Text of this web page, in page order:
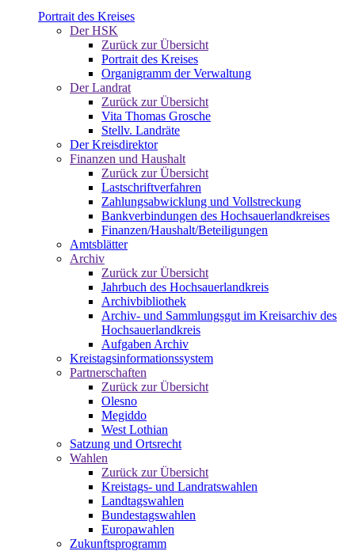
Portrait des Kreises
Der HSK
Zurück zur Übersicht
Portrait des Kreises
Organigramm der Verwaltung
Der Landrat
Zurück zur Übersicht
Vita Thomas Grosche
Stellv. Landräte
Der Kreisdirektor
Finanzen und Haushalt
Zurück zur Übersicht
Lastschriftverfahren
Zahlungsabwicklung und Vollstreckung
Bankverbindungen des Hochsauerlandkreises
Finanzen/Haushalt/Beteiligungen
Amtsblätter
Archiv
Zurück zur Übersicht
Jahrbuch des Hochsauerlandkreis
Archivbibliothek
Archiv- und Sammlungsgut im Kreisarchiv des
Hochsauerlandkreis
Aufgaben Archiv
Kreistagsinformationssystem
Partnerschaften
Zurück zur Übersicht
Olesno
Megiddo
West Lothian
Satzung und Ortsrecht
Wahlen
Zurück zur Übersicht
Kreistags- und Landratswahlen
Landtagswahlen
Bundestagswahlen
Europawahlen
Zukunftsprogramm